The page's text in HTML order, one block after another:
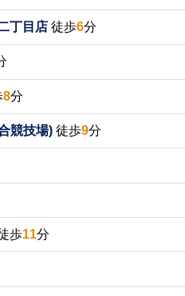
丁目店 徒歩6分
8分
競技場) 徒歩9分
歩11分